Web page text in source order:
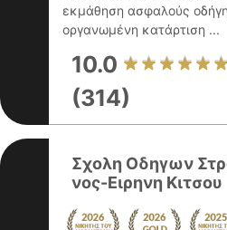
εκμάθηση ασφαλούς
οργανωμένη κατάρτιση ...
10.0
(314)
Σχολη Οδηγων
νος-Ειρηνη Κιτσου